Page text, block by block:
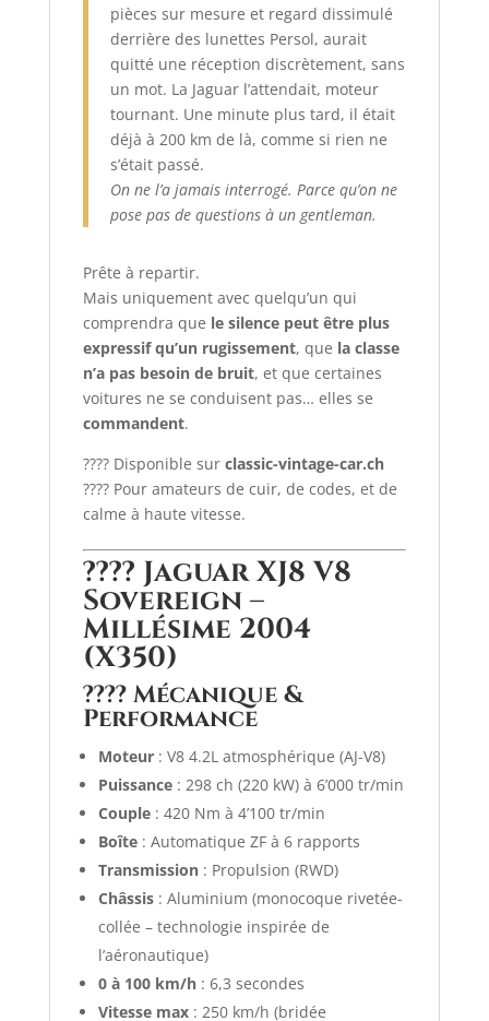
pièces sur mesure et regard dissimulé
derrière des lunettes Persol, aurait
quitté une réception discrètement, sans
un mot. La Jaguar l’attendait, moteur
tournant. Une minute plus tard, il était
déjà à 200 km de là, comme si rien ne
s’était passé.
On ne l’a jamais interrogé. Parce qu’on ne
pose pas de questions à un gentleman.
Prête à repartir.
Mais uniquement avec quelqu’un qui
comprendra que le silence peut être plus
expressif qu’un rugissement, que la classe
n’a pas besoin de bruit, et que certaines
voitures ne se conduisent pas… elles se
commandent.
???? Disponible sur classic-vintage-car.ch
???? Pour amateurs de cuir, de codes, et de
calme à haute vitesse.
???? Jaguar XJ8 V8
Sovereign –
Millésime 2004
(X350)
???? Mécanique &
Performance
Moteur: V8 4.2L atmosphérique (AJ-V8)
Puissance: 298 ch (220 kW) à 6’000 tr/min
Couple: 420 Nm à 4’100 tr/min
Boîte: Automatique ZF à 6 rapports
Transmission: Propulsion (RWD)
Châssis: Aluminium (monocoque rivetée-
collée – technologie inspirée de
l’aéronautique)
0 à 100 km/h: 6,3 secondes
Vitesse max: 250 km/h (bridée